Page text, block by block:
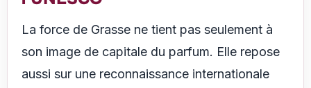
La force de Grasse ne tient pas seulement à
son image de capitale du parfum. Elle repose
aussi sur une reconnaissance internationale